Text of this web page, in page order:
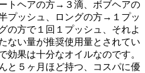
トヘアの方→３滴、ボブヘアの
プッシュ、ロングの方→１プッ
の方で１回１プッシュ、それよ
ない量が推奨使用量とされてい
効果は十分なオイルなのです。
と５ヶ月ほど持つ、コスパに優